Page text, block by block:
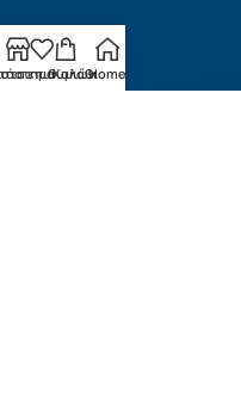
επιθυμιών
ΚαλάθιHome